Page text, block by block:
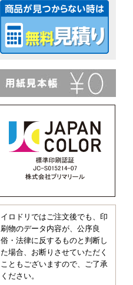
イロドリではご注文後でも、印
刷物のデータ内容が、公序良
俗・法律に反するものと判断し
た場合、お断りさせていただく
こともございますので、ご了承
ください。